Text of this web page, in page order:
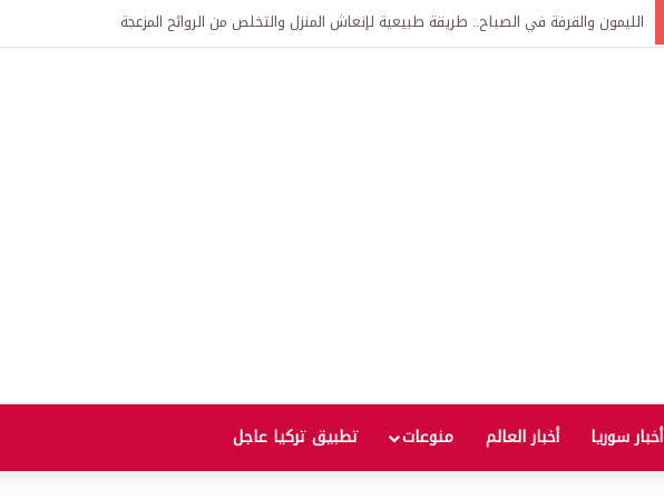
الليمون والقرفة في الصباح.. طريقة طبيعية لإنعاش المنزل والتخلص من الروائح المزعجة
أخبار سوريا أخبار العالم منوعات تطبيق تركيا عاجل